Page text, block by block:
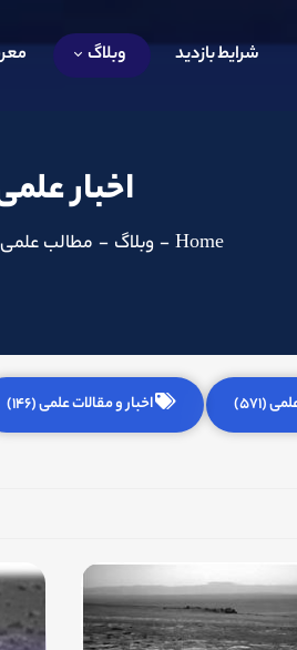
شرایط بازدید وبلاگ
اخبار
Home
- وبلاگ - مطالب علمی
(571) اخبار و مقالات علمی (146)